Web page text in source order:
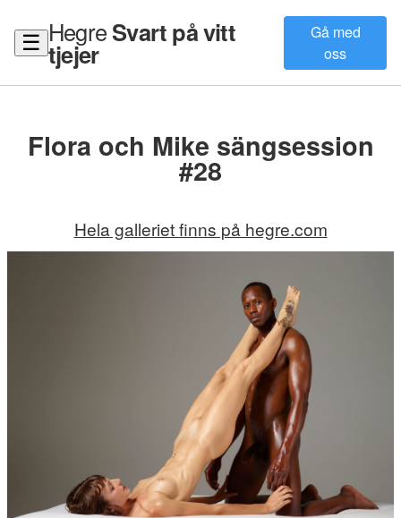
☰ HegreSvart på vitt
tjejer
Gå med
oss
Flora och Mike sängsession
#28
Hela galleriet finns på hegre.com